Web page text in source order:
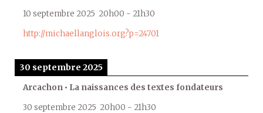
10 septembre 2025 20h00 - 21h30
http://michaellanglois.org?p=24701
30 septembre 2025
Arcachon • La naissances des textes fondateurs
30 septembre 2025 20h00 - 21h30